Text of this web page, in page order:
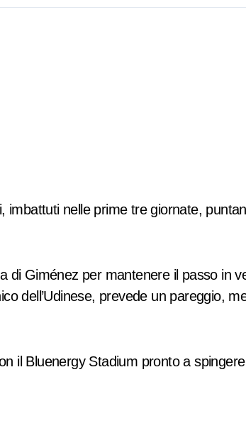
nelle prime tre giornate,
di Giménez per mantenere il passo in
dell’Udinese, prevede un pareggio,
il Bluenergy Stadium pronto a